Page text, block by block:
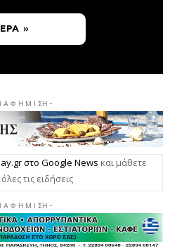
»
Α Φ Η Μ Ι ΣΗ -
στο Google News και μάθετε
τις ειδήσεις
Α Φ Η Μ Ι ΣΗ -